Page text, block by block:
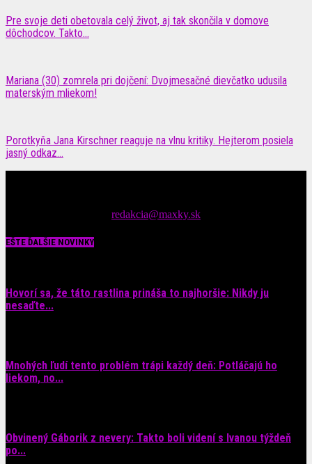
Pre svoje deti obetovala celý život, aj tak skončila v domove
dôchodcov. Takto...
Mariana (30) zomrela pri dojčení: Dvojmesačné dievčatko udusila
materským mliekom!
Porotkyňa Jana Kirschner reaguje na vlnu kritiky. Hejterom posiela
jasný odkaz…
redakcia@maxky.sk
EŠTE ĎALŠIE NOVINKY
Hovorí sa, že táto rastlina prináša to najhoršie: Nikdy ju
nesaďte...
Mnohých ľudí tento problém trápi každý deň: Potláčajú ho
liekom, no...
Obvinený Gáborik z nevery: Takto boli videní s Ivanou týždeň
po...